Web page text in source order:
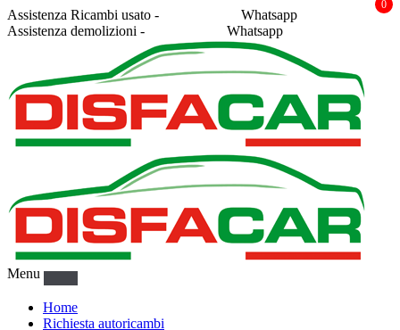
Assistenza Ricambi usato -
Whatsapp
Assistenza demolizioni -
Whatsapp
Menu
Home
Richiesta autoricambi
0